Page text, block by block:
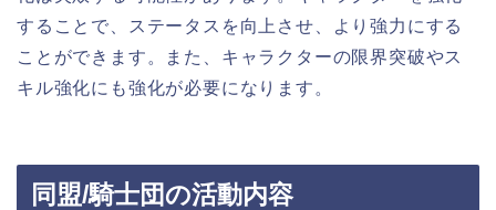
することで、ステータスを向上させ、より強力にする
ことができます。また、キャラクターの限界突破やス
キル強化にも強化が必要になります。
同盟/騎士団の活動内容